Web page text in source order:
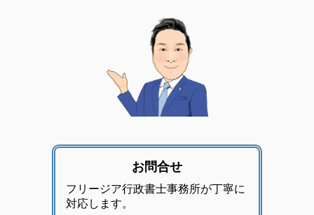
お問合せ
フリージア行政書士事務所が丁寧に
対応します。